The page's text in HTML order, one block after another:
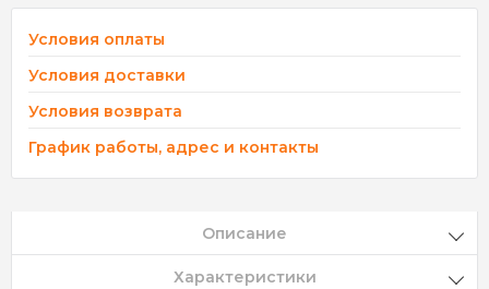
Условия оплаты
Условия доставки
Условия возврата
График работы, адрес и контакты
Описание
Характеристики